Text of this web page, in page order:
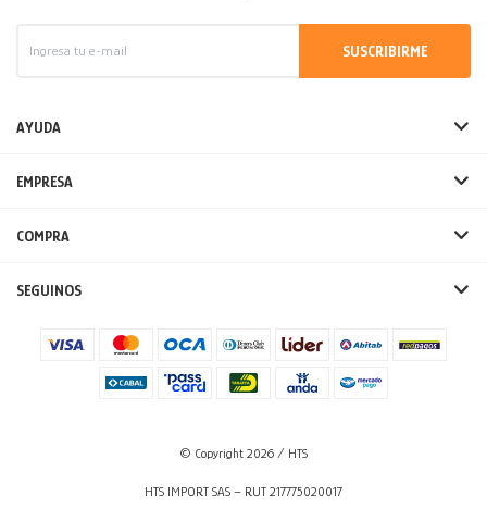
SUSCRIBIRME
AYUDA
EMPRESA
COMPRA
SEGUINOS
© Copyright 2026 / HTS
HTS IMPORT SAS – RUT 217775020017